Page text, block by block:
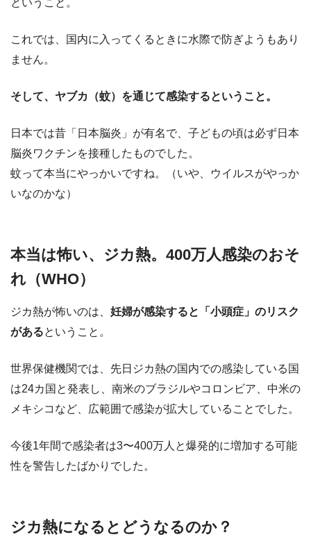
これでは、国内に入ってくるときに水際で防ぎようもあり
ません。
そして、ヤブカ（蚊）を通じて感染するということ。
日本では昔「日本脳炎」が有名で、子どもの頃は必ず日本
脳炎ワクチンを接種したものでした。
蚊って本当にやっかいですね。（いや、ウイルスがやっか
いなのかな）
本当は怖い、ジカ熱。400万人感染のおそ
れ（WHO）
ジカ熱が怖いのは、 妊婦が感染すると「小頭症」のリスク
があるということ。
世界保健機関では、先日ジカ熱の国内での感染している国
は24カ国と発表し、南米のブラジルやコロンビア、中米の
メキシコなど、広範囲で感染が拡大していることでした。
今後1年間で感染者は3〜400万人と爆発的に増加する可能
性を警告したばかりでした。
ジカ熱になるとどうなるのか？